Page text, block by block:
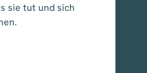
sie tut und sich